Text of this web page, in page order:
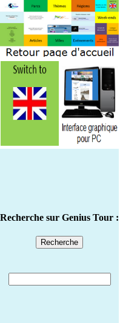
Recherche sur Genius Tour :